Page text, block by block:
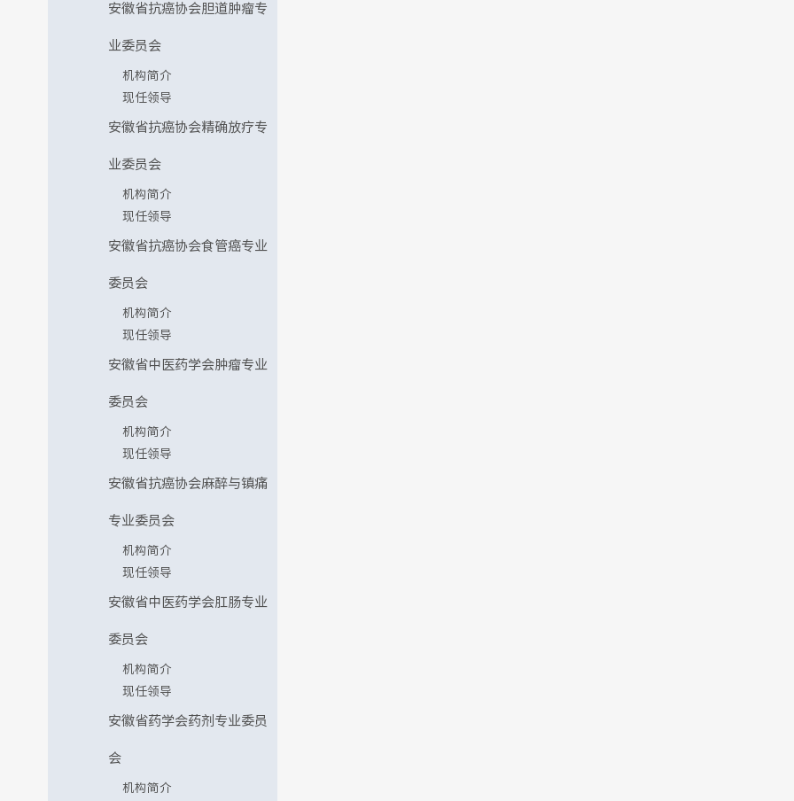
安徽省抗癌协会胆道肿瘤专
业委员会
机构简介
现任领导
安徽省抗癌协会精确放疗专
业委员会
机构简介
现任领导
安徽省抗癌协会食管癌专业
委员会
机构简介
现任领导
安徽省中医药学会肿瘤专业
委员会
机构简介
现任领导
安徽省抗癌协会麻醉与镇痛
专业委员会
机构简介
现任领导
安徽省中医药学会肛肠专业
委员会
机构简介
现任领导
安徽省药学会药剂专业委员
会
机构简介